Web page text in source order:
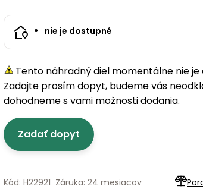
nie je dostupné
Tento náhradný diel momentálne nie je
Zadajte prosím dopyt, budeme vás
dohodneme s vami možnosti dodania.
Zadať dopyt
Kód: H22921 Záruka: 24 mesiacov